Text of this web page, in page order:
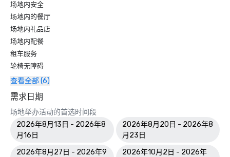
场地内安全
场地内的餐厅
场地内礼品店
场地内配餐
租车服务
轮椅无障碍
查看全部 (6)
需求日期
场地举办活动的首选时间段
2026年8月13日 - 2026年8
月16日
2026年8月20日 - 2026年8
月23日
2026年8月27日 - 2026年9
2026年10月2日 - 2026年